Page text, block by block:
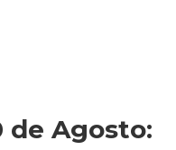
de Agosto: